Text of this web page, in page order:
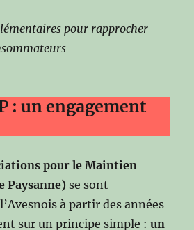
pour rapprocher
: un engagement
pour le Maintien
Paysanne) se sont
à partir des années
sur un principe simple :un